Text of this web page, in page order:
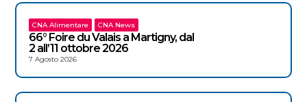
CNA Alimentare CNA News
66° Foire du Valais a Martigny, dal
2 all’11 ottobre 2026
7 Agosto 2026